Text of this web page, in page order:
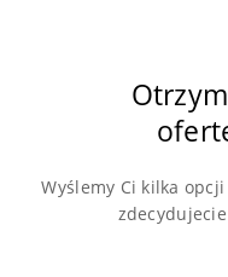
Wyślemy Ci kilka